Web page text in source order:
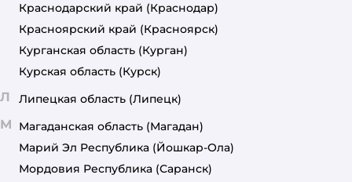
Краснодарский край (Краснодар)
Красноярский край (Красноярск)
Курганская область (Курган)
Курская область (Курск)
Л Липецкая область (Липецк)
М Магаданская область (Магадан)
Марий Эл Республика (Йошкар-Ола)
Мордовия Республика (Саранск)